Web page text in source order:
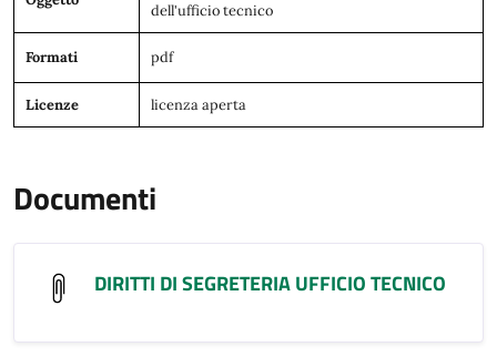
dell'ufficio tecnico
Formati pdf
Licenze licenza aperta
Documenti
DIRITTI DI SEGRETERIA UFFICIO TECNICO